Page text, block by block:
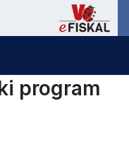
program